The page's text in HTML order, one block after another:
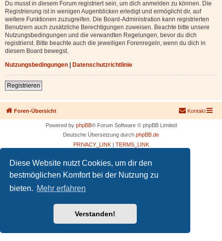
Diese Website nutzt Cookies, um dir den
bestmöglichen Komfort bei der Nutzung zu
bieten. Mehr erfahren
Verstanden!
Du musst in diesem Forum registriert sein, um dich anmelden zu können. Die
Registrierung ist in wenigen Augenblicken erledigt und ermöglicht dir, auf
weitere Funktionen zuzugreifen. Die Board-Administration kann registrierten
Benutzern auch zusätzliche Berechtigungen zuweisen. Beachte bitte unsere
Nutzungsbedingungen und die verwandten Regelungen, bevor du dich
registrierst. Bitte beachte auch die jeweiligen Forenregeln, wenn du dich in
diesem Board bewegst.
Nutzungsbedingungen | Datenschutzrichtlinie
Registrieren
Foren-Übersicht Kontakt
Powered by phpBB® Forum Software © phpBB Limited
Deutsche Übersetzung durch phpBB.de
PRIVACY_LINK| TERMS_LINK